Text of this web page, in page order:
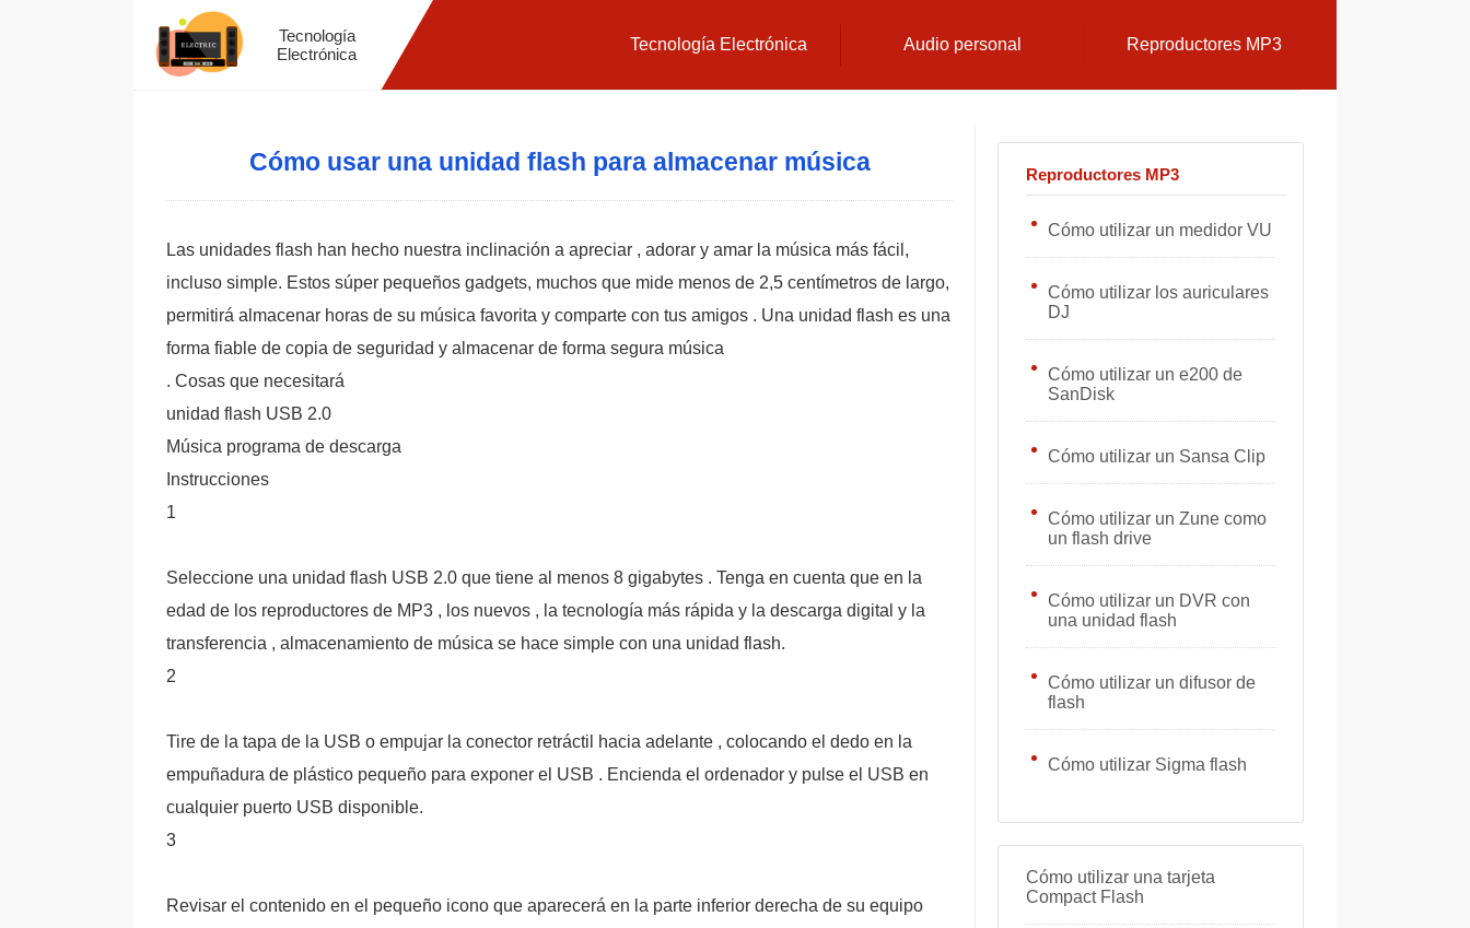
Tecnología
Electrónica
Tecnología Electrónica Audio personal Reproductores MP3
Cómo usar una unidad flash para almacenar música
Las unidades flash han hecho nuestra inclinación a apreciar , adorar y amar la música más fácil,
incluso simple. Estos súper pequeños gadgets, muchos que mide menos de 2,5 centímetros de largo,
permitirá almacenar horas de su música favorita y comparte con tus amigos . Una unidad flash es una
forma fiable de copia de seguridad y almacenar de forma segura música
. Cosas que necesitará
unidad flash USB 2.0
Música programa de descarga
Instrucciones
1
Seleccione una unidad flash USB 2.0 que tiene al menos 8 gigabytes . Tenga en cuenta que en la
edad de los reproductores de MP3 , los nuevos , la tecnología más rápida y la descarga digital y la
transferencia , almacenamiento de música se hace simple con una unidad flash.
2
Tire de la tapa de la USB o empujar la conector retráctil hacia adelante , colocando el dedo en la
empuñadura de plástico pequeño para exponer el USB . Encienda el ordenador y pulse el USB en
cualquier puerto USB disponible.
3
Revisar el contenido en el pequeño icono que aparecerá en la parte inferior derecha de su equipo
Reproductores MP3
Cómo utilizar un medidor VU
Cómo utilizar los auriculares
DJ
Cómo utilizar un e200 de
SanDisk
Cómo utilizar un Sansa Clip
Cómo utilizar un Zune como
un flash drive
Cómo utilizar un DVR con
una unidad flash
Cómo utilizar un difusor de
flash
Cómo utilizar Sigma flash
Cómo utilizar una tarjeta
Compact Flash